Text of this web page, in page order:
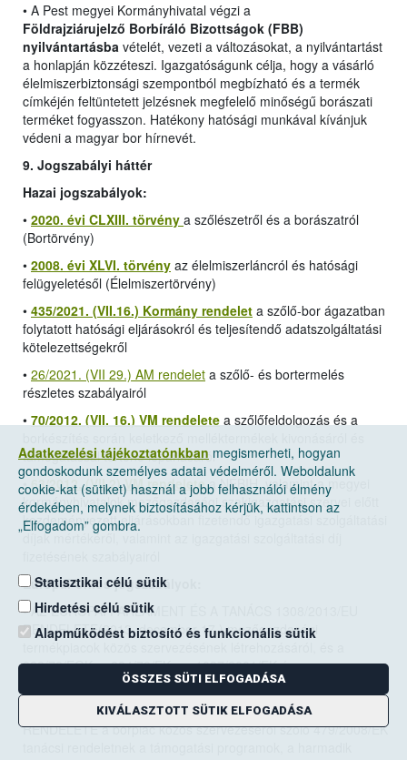
• A Pest megyei Kormányhivatal végzi a
Földrajziárujelző Borbíráló Bizottságok (FBB)
nyilvántartásba vételét, vezeti a változásokat, a nyilvántartást
a honlapján közzéteszi. Igazgatóságunk célja, hogy a vásárló
élelmiszerbiztonsági szempontból megbízható és a termék
címkéjén feltüntetett jelzésnek megfelelő minőségű borászati
terméket fogyasszon. Hatékony hatósági munkával kívánjuk
védeni a magyar bor hírnevét.
9. Jogszabályi háttér
Hazai jogszabályok:
• 2020. évi CLXIII. törvény a szőlészetről és a borászatról
(Bortörvény)
• 2008. évi XLVI. törvény az élelmiszerláncról és hatósági
felügyeletésől (Élelmiszertörvény)
• 435/2021. (VII.16.) Kormány rendelet a szőlő-bor ágazatban
folytatott hatósági eljárásokról és teljesítendő adatszolgáltatási
kötelezettségekről
• 26/2021. (VII 29.) AM rendelet a szőlő- és bortermelés
részletes szabályairól
• 70/2012. (VII. 16.) VM rendelete a szőlőfeldolgozás és a
támogatással történő lepárlásáról
•63/2012. (VII.2) VM rendeletea NÉBIH, valamint a megyei
kormányhivatalok mezőgazdasági szakigazgatási szervei előtt
kezdeményezett eljárásokban fizetendő igazgatási szolgáltatási
díjak mértékéről, valamint az igazgatási szolgáltatási díj
Európai Uniós jogszabályok:
• AZ EURÓPAI PARLAMENT ÉS A TANÁCS 1308/2013/EU
RENDELETE(2013. december 17.) mezőgazdasági
922/72/EGK, a 234/79/EK, az 1037/2001/EK és az
1234/2007/EK tanácsi rendelet hatályon kívül helyezéséről
• A BIZOTTSÁG 2008. június 27.-én hozott 555/2008/EK
RENDELETE a borpiac közös szervezéséről szóló 479/2008/EK
Adatkezelési tájékoztatónkban megismerheti, hogyan
gondoskodunk személyes adatai védelméről. Weboldalunk
cookie-kat (sütiket) használ a jobb felhasználói élmény
érdekében, melynek biztosításához kérjük, kattintson az
„Elfogadom” gombra.
Statisztikai célú sütik
Hirdetési célú sütik
Alapműködést biztosító és funkcionális sütik
ÖSSZES SÜTI ELFOGADÁSA
KIVÁLASZTOTT SÜTIK ELFOGADÁSA